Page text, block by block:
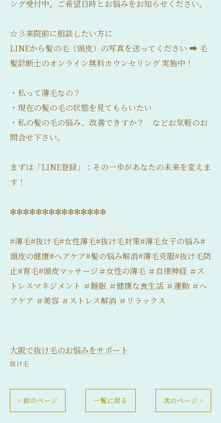
ング受付中。ご希望日時とお悩みをお知らせください。
☆彡来院前に相談したい方に
LINEから髪の毛（頭皮）の写真を送ってください ➡ 毛
髪診断士のオンライン無料カウンセリング 実施中！
・私って薄毛なの？
・現在の髪の毛の状態を見てもらいたい
・私の髪の毛の悩み、改善できすか？ などお気軽のお
問合せ下さい。
まずは「LINE登録」：その一歩があなたの未来を変えま
す！
❇❇❇❇❇❇❇❇❇❇❇❇❇❇❇
#薄毛#抜け毛#女性薄毛#抜け毛対策#薄毛女子の悩み#
頭皮の健康#ヘアケア#髪の悩み解消#薄毛克服#抜け毛防
止#育毛#頭皮マッサージ＃女性の薄毛 ＃自律神経 ＃ス
トレスマネジメント ＃睡眠 ＃健康な食生活 ＃運動 ＃ヘ
アケア ＃美容 ＃ストレス解消 ＃リラックス
大阪で抜け毛のお悩みをサポート
抜け毛
< 前のページ 一覧に戻る 次のページ >